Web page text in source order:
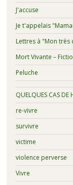
J'accuse
Je t'appelais
Lettres à "Mon très
Mort Vivante –
Peluche
QUELQUES CAS DE
re-vivre
survivre
victime
violence perverse
Vivre